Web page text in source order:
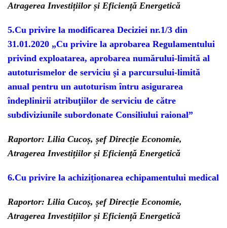
Atragerea Investițiilor și Eficiență Energetică
5.Cu privire la modificarea Deciziei nr.1/3 din
31.01.2020 „Cu privire la aprobarea Regulamentului
privind exploatarea, aprobarea numărului-limită al
autoturismelor de serviciu şi a parcursului-limită
anual pentru un autoturism întru asigurarea
îndeplinirii atribuţiilor de serviciu de către
subdiviziunile subordonate Consiliului raional”
Raportor: Lilia Cucoș, șef Direcție Economie,
Atragerea Investițiilor și Eficiență Energetică
6.Cu privire la achiziționarea echipamentului medical
Raportor: Lilia Cucoș, șef Direcție Economie,
Atragerea Investițiilor și Eficiență Energetică